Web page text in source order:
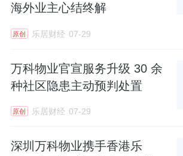
海外业主心结终解
原创 乐居财经 07-29
万科物业官宣服务升级 30 余
种社区隐患主动预判处置
原创 乐居财经 07-29
深圳万科物业携手香港乐